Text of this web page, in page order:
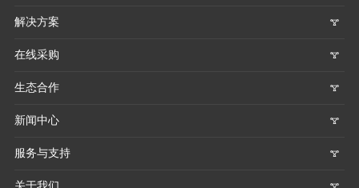
解决方案 𐃮
在线采购 𐃮
生态合作 𐃮
新闻中心 𐃮
服务与支持 𐃮